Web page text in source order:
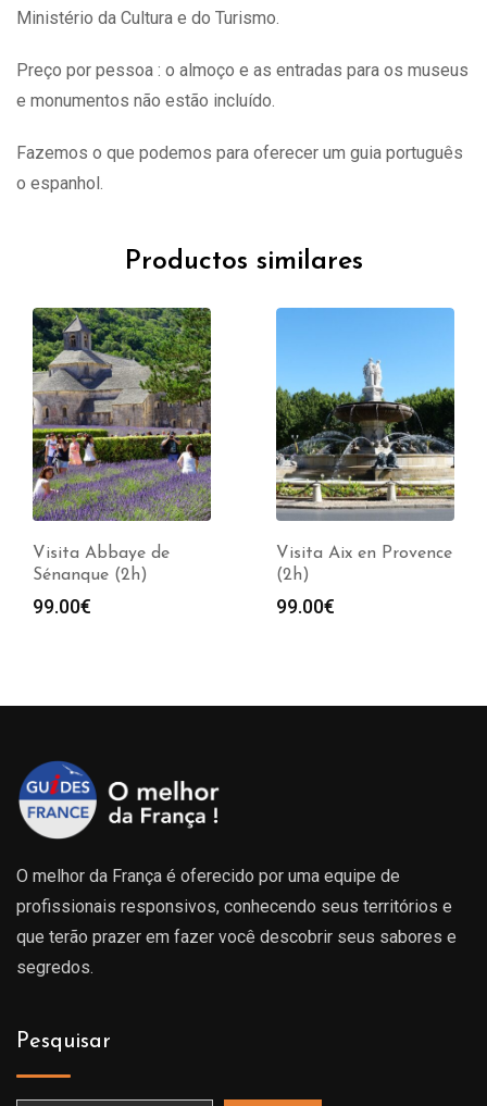
Ministério da Cultura e do Turismo.
Preço por pessoa : o almoço e as entradas para os museus
e monumentos não estão incluído.
Fazemos o que podemos para oferecer um guia português
o espanhol.
Productos similares
Visita Abbaye de
Sénanque (2h)
99.00€
Visita Aix en Provence
(2h)
99.00€
O melhor da França é oferecido por uma equipe de
profissionais responsivos, conhecendo seus territórios e
que terão prazer em fazer você descobrir seus sabores e
segredos.
Pesquisar